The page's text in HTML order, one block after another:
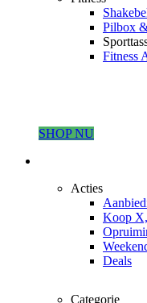
Pilbox
Fitness
SHOP NU
Acties
Koop
Deals
Categorie